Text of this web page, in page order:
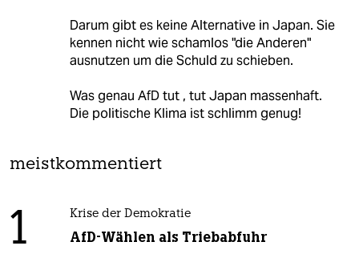
Darum gibt es keine Alternative in Japan. Sie
kennen nicht wie schamlos "die Anderen"
ausnutzen um die Schuld zu schieben.
Was genau AfD tut , tut Japan massenhaft.
Die politische Klima ist schlimm genug!
meistkommentiert
1 Krise der Demokratie
AfD-Wählen als Triebabfuhr